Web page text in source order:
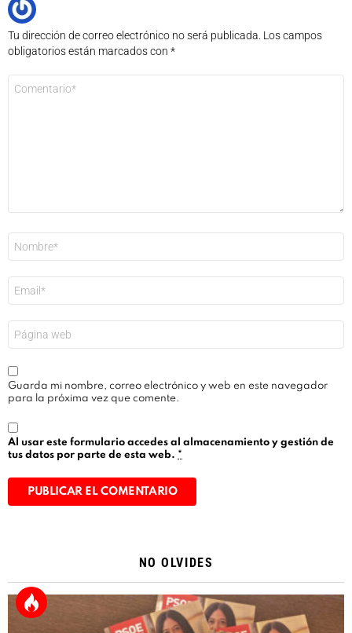
Tu dirección de correo electrónico no será publicada. Los campos
obligatorios están marcados con *
electrónico
*
Guarda mi nombre, correo electrónico y web en este navegador
para la próxima vez que comente.
Al usar este formulario accedes al almacenamiento y gestión de
tus datos por parte de esta web. *
NO OLVIDES